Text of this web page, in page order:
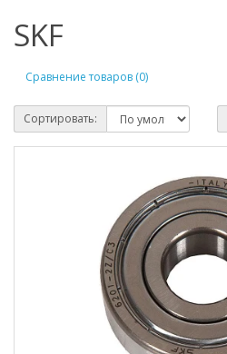
SKF
Сравнение товаров (0)
Сортировать: